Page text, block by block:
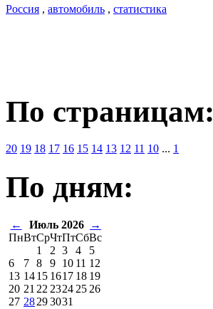
Россия , автомобиль , статистика
По страницам:
20 19 18 17 16 15 14 13 12 11 10 ... 1
По дням:
← Июль 2026
→
ПнВтСрЧтПтСбВс
1
2 3 4
5
6
7 8 9 10 11 12
13 1415 1617 18 19
20 21 22 2324 25 26
27 28293031